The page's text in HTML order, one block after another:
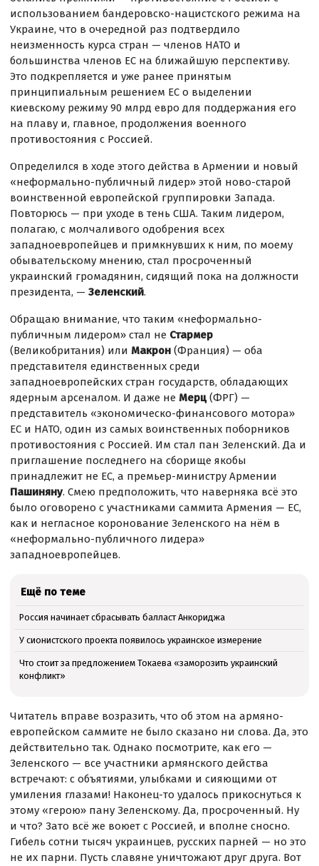
использованием бандеровско-нацистского режима на
Украине, что в очередной раз подтвердило
неизменность курса стран — членов НАТО и
большинства членов ЕС на ближайшую перспективу.
Это подкрепляется и уже ранее принятым
принципиальным решением ЕС о выделении
киевскому режиму 90 млрд евро для поддержания его
на плаву и, главное, продолжения военного
противостояния с Россией.
Определился в ходе этого действа в Армении и новый
«неформально-публичный лидер» этой ново-старой
воинственной европейской группировки Запада.
Повторюсь — при уходе в тень США. Таким лидером,
полагаю, с молчаливого одобрения всех
западноевропейцев и примкнувших к ним, по моему
обывательскому мнению, стал просроченный
украинский громадянин, сидящий пока на должности
президента, —Зеленский.
Обращаю внимание, что таким «неформально-
публичным лидером» стал не Стармер
(Великобритания) или Макрон (Франция) — оба
представителя единственных среди
западноевропейских стран государств, обладающих
ядерным арсеналом. И даже не Мерц(ФРГ) —
представитель «экономическо-финансового мотора»
ЕС и НАТО, один из самых воинственных поборников
противостояния с Россией. Им стал пан Зеленский. Да и
приглашение последнего на сборище якобы
принадлежит не ЕС, а премьер-министру Армении
Пашиняну. Смею предположить, что наверняка всё это
было оговорено с участниками саммита Армения — ЕС,
как и негласное коронование Зеленского на нём в
«неформально-публичного лидера»
западноевропейцев.
Ещё по теме
Россия начинает сбрасывать балласт Анкориджа
У сионистского проекта появилось украинское измерение
Что стоит за предложением Токаева «заморозить украинский
конфликт»
Читатель вправе возразить, что об этом на армяно-
европейском саммите не было сказано ни слова. Да, это
действительно так. Однако посмотрите, как его —
Зеленского — все участники армянского действа
встречают: с объятиями, улыбками и сияющими от
умиления глазами! Наконец-то удалось прикоснуться к
этому «герою» пану Зеленскому. Да, просроченный. Ну
и что? Зато всё же воюет с Россией, и вполне сносно.
Гибель сотни тысяч украинцев, русских парней — но это
не их парни. Пусть славяне уничтожают друг друга. Вот